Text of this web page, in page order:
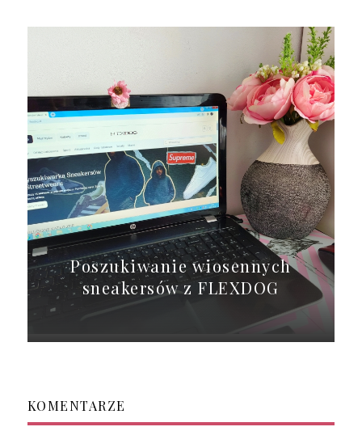
Poszukiwanie wiosennych
sneakersów z FLEXDOG
KOMENTARZE